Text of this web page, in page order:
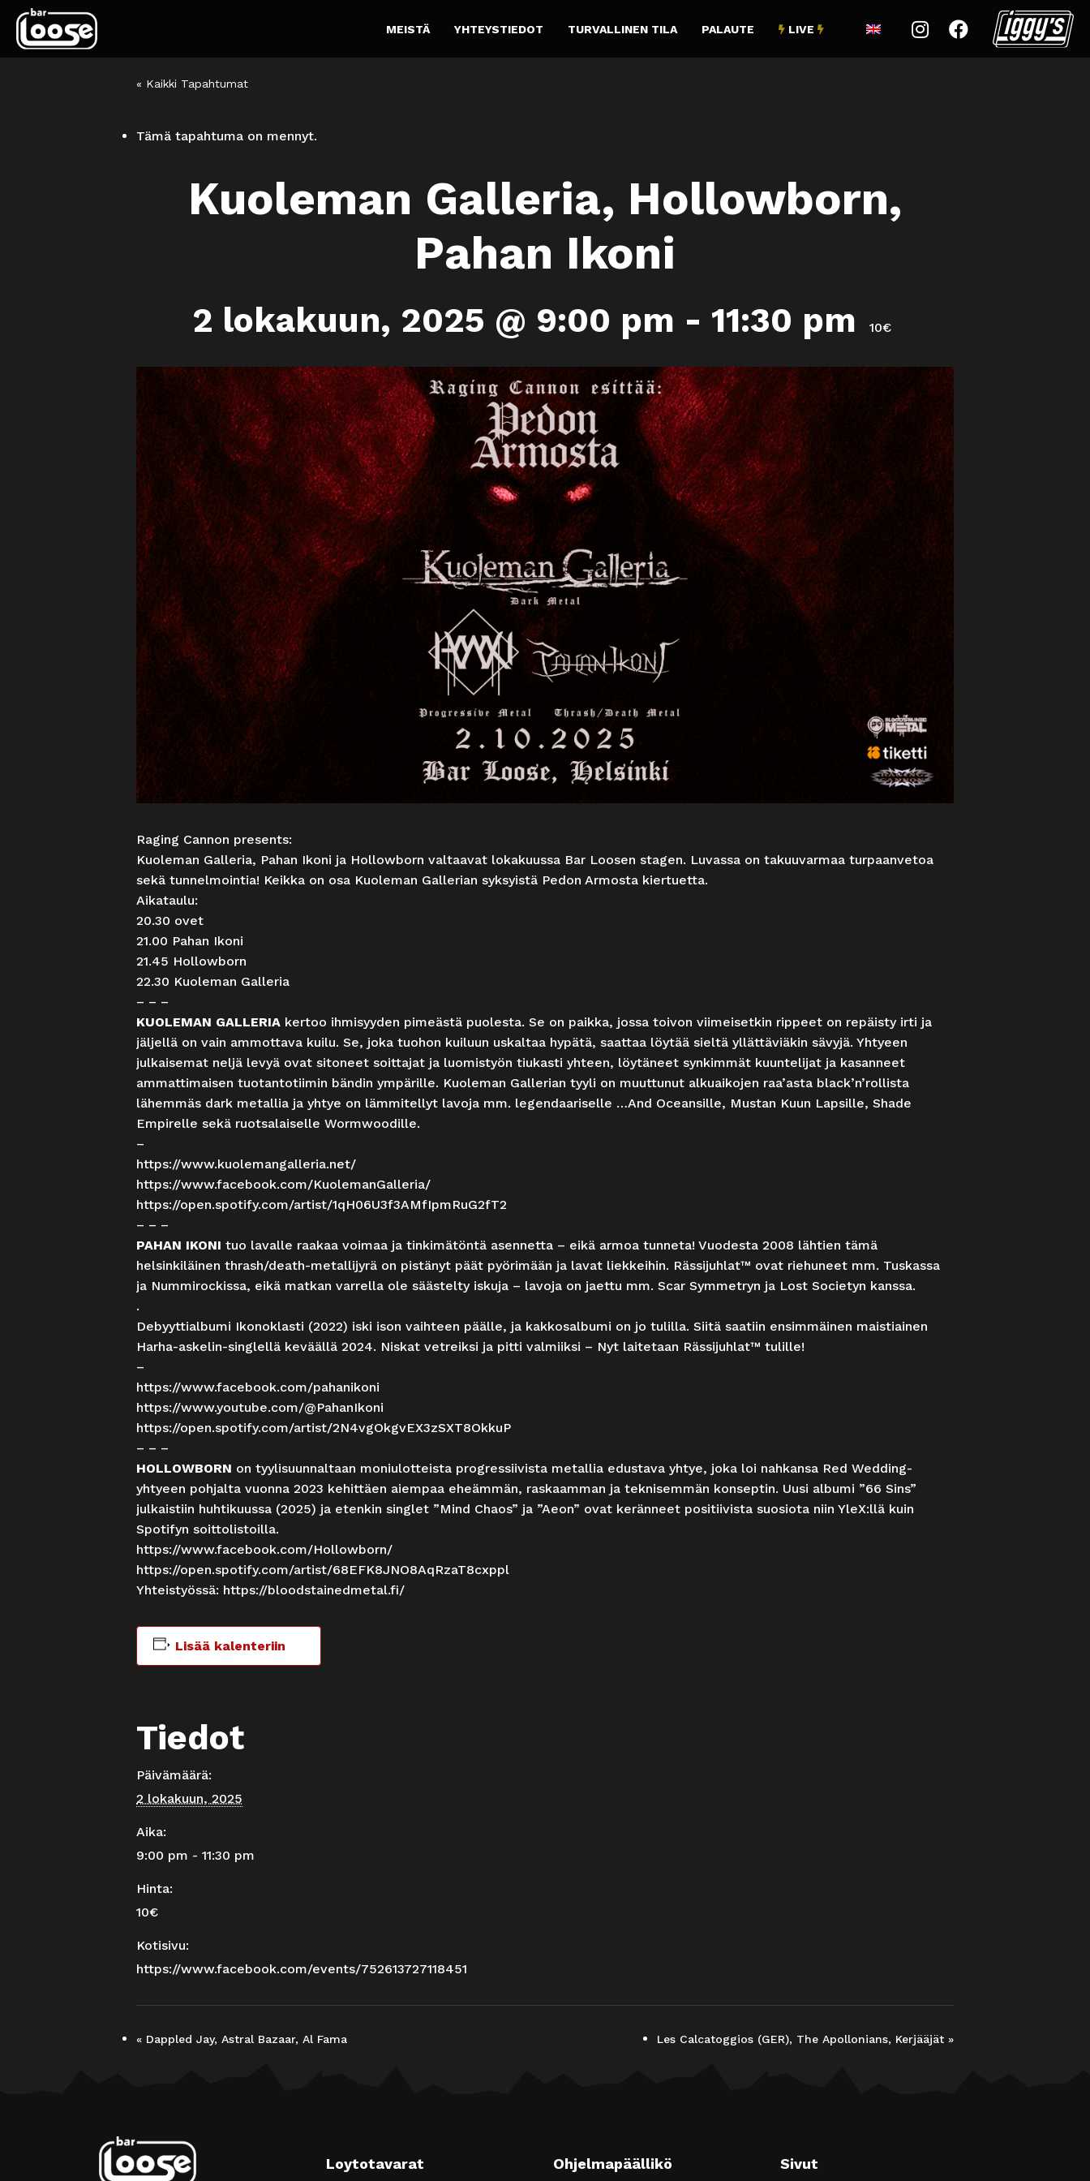
MEISTÄ YHTEYSTIEDOT TURVALLINEN TILA PALAUTE  LIVE   
« Kaikki Tapahtumat
Tämä tapahtuma on mennyt.
Kuoleman Galleria, Hollowborn,
Pahan Ikoni
2 lokakuun, 2025 @ 9:00 pm - 11:30 pm 10€
Raging Cannon presents:
Kuoleman Galleria, Pahan Ikoni ja Hollowborn valtaavat lokakuussa Bar Loosen stagen. Luvassa on takuuvarmaa turpaanvetoa
sekä tunnelmointia! Keikka on osa Kuoleman Gallerian syksyistä Pedon Armosta kiertuetta.
Aikataulu:
20.30 ovet
21.00 Pahan Ikoni
21.45 Hollowborn
22.30 Kuoleman Galleria
– – –
KUOLEMAN GALLERIA kertoo ihmisyyden pimeästä puolesta. Se on paikka, jossa toivon viimeisetkin rippeet on repäisty irti ja
jäljellä on vain ammottava kuilu. Se, joka tuohon kuiluun uskaltaa hypätä, saattaa löytää sieltä yllättäviäkin sävyjä. Yhtyeen
julkaisemat neljä levyä ovat sitoneet soittajat ja luomistyön tiukasti yhteen, löytäneet synkimmät kuuntelijat ja kasanneet
ammattimaisen tuotantotiimin bändin ympärille. Kuoleman Gallerian tyyli on muuttunut alkuaikojen raa’asta black’n’rollista
lähemmäs dark metallia ja yhtye on lämmitellyt lavoja mm. legendaariselle …And Oceansille, Mustan Kuun Lapsille, Shade
Empirelle sekä ruotsalaiselle Wormwoodille.
–
https://www.kuolemangalleria.net/
https://www.facebook.com/KuolemanGalleria/
https://open.spotify.com/artist/1qH06U3f3AMfIpmRuG2fT2
– – –
PAHAN IKONI tuo lavalle raakaa voimaa ja tinkimätöntä asennetta – eikä armoa tunneta! Vuodesta 2008 lähtien tämä
helsinkiläinen thrash/death-metallijyrä on pistänyt päät pyörimään ja lavat liekkeihin. Rässijuhlat™ ovat riehuneet mm. Tuskassa
ja Nummirockissa, eikä matkan varrella ole säästelty iskuja – lavoja on jaettu mm. Scar Symmetryn ja Lost Societyn kanssa.
.
Debyyttialbumi Ikonoklasti (2022) iski ison vaihteen päälle, ja kakkosalbumi on jo tulilla. Siitä saatiin ensimmäinen maistiainen
Harha-askelin-singlellä keväällä 2024. Niskat vetreiksi ja pitti valmiiksi – Nyt laitetaan Rässijuhlat™ tulille!
–
https://www.facebook.com/pahanikoni
https://www.youtube.com/@PahanIkoni
https://open.spotify.com/artist/2N4vgOkgvEX3zSXT8OkkuP
– – –
HOLLOWBORN on tyylisuunnaltaan moniulotteista progressiivista metallia edustava yhtye, joka loi nahkansa Red Wedding-
yhtyeen pohjalta vuonna 2023 kehittäen aiempaa eheämmän, raskaamman ja teknisemmän konseptin. Uusi albumi ”66 Sins”
julkaistiin huhtikuussa (2025) ja etenkin singlet ”Mind Chaos” ja ”Aeon” ovat keränneet positiivista suosiota niin YleX:llä kuin
Spotifyn soittolistoilla.
https://www.facebook.com/Hollowborn/
https://open.spotify.com/artist/68EFK8JNO8AqRzaT8cxppl
Yhteistyössä: https://bloodstainedmetal.fi/
Lisää kalenteriin
Tiedot
Päivämäärä:
2 lokakuun, 2025
Aika:
9:00 pm - 11:30 pm
Hinta:
10€
Kotisivu:
https://www.facebook.com/events/752613727118451
« Dappled Jay, Astral Bazaar, Al Fama Les Calcatoggios (GER), The Apollonians, Kerjääjät »
Loytotavarat Ohjelmapäällikö Sivut